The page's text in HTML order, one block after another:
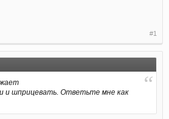
#1
и шприцевать. Ответьте мне как